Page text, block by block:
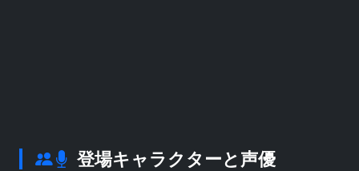
登場キャラクターと声優